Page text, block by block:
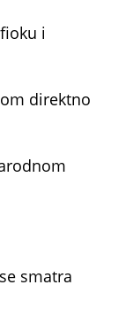
i
direktno
smatra